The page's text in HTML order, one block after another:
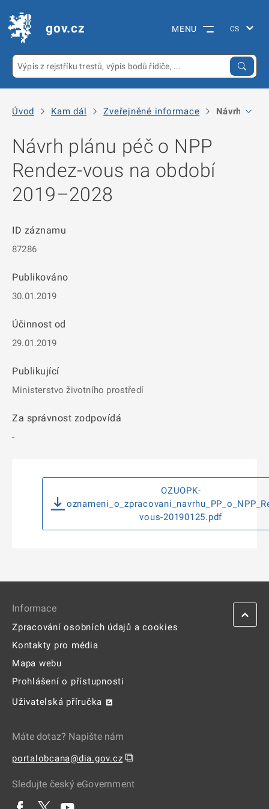
gov.cz MENU
Úvod Kam dál Zveřejněné informace Návrh
Návrh plánu péč o NPP
Rendez-vous na období
2019–2028
ID záznamu
87286
Publikováno
30.01.2019
Účinnost od
29.01.2019
Publikující
Ministerstvo životního prostředí
Za správnost zodpovídá
-
OZUOPK-
vous-20190125.pdf
Informace
Zpracování osobních údajů a cookies
Kontakty pro média
Mapa webu
Prohlášení o přístupnosti
Uživatelská příručka
Máte dotaz? Napište nám
portalobcana@dia.gov.cz ⧉
Sledujte český eGovernment